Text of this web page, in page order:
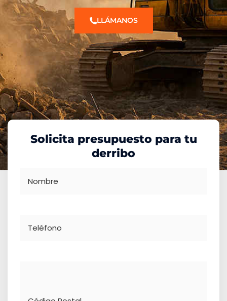
LLÁMANOS
Solicita presupuesto para tu
derribo